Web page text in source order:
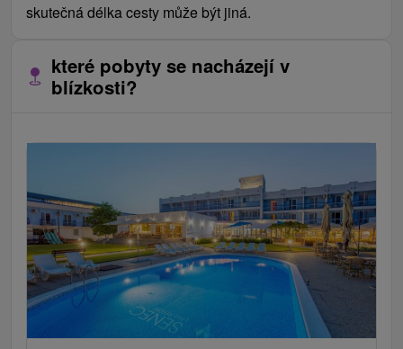
skutečná délka cesty může být jiná.
které pobyty se nacházejí v
blízkosti?